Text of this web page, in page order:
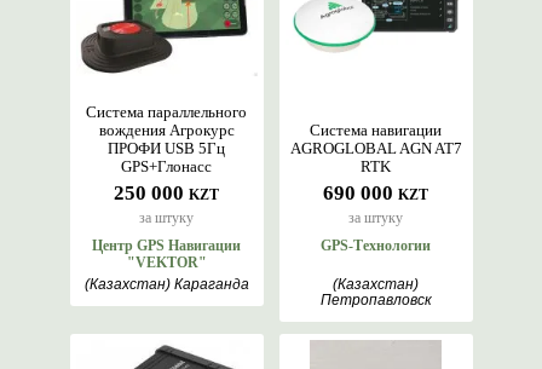
250 000 KZT
за штуку
Система параллельного
вождения Агрокурс
ПРОФИ USB 5Гц
GPS+Глонасс
Центр GPS Навигации
"VEKTOR"
(Казахстан) Караганда
690 000 KZT
за штуку
Система навигации
AGROGLOBAL AGN AT7
RTK
GPS-Технологии
(Казахстан)
Петропавловск